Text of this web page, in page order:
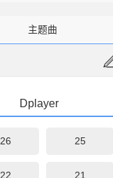
主题曲
Dplayer
26 25
22 21